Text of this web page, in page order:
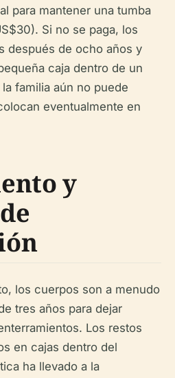
para mantener una tumba
Si no se paga, los
después de ocho años y
caja dentro de un
familia aún no puede
eventualmente en
y
los cuerpos son a menudo
tres años para dejar
Los restos
en cajas dentro del
ha llevado a la